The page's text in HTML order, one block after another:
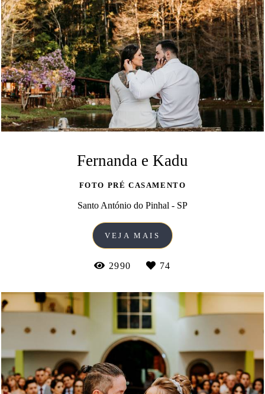
Fernanda e Kadu
FOTO PRÉ CASAMENTO
Santo António do Pinhal - SP
VEJA MAIS
2990 74